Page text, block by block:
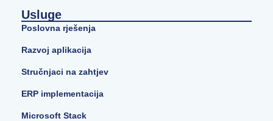
Usluge
Poslovna rješenja
Razvoj aplikacija
Stručnjaci na zahtjev
ERP implementacija
Microsoft Stack